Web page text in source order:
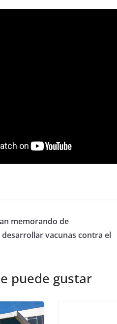
memorando de
vacunas contra el
puede gustar